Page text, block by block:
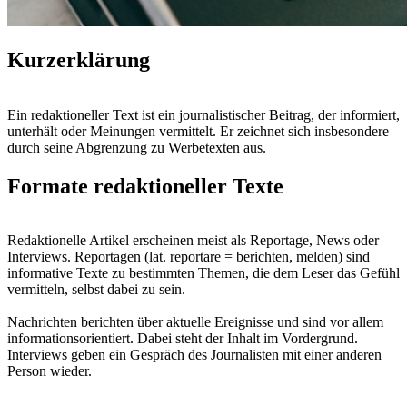
Kurzerklärung
Ein redaktioneller Text ist ein journalistischer Beitrag, der informiert,
unterhält oder Meinungen vermittelt. Er zeichnet sich insbesondere
durch seine Abgrenzung zu Werbetexten aus.
Formate redaktioneller Texte
Redaktionelle Artikel erscheinen meist als Reportage, News oder
Interviews. Reportagen (lat. reportare = berichten, melden) sind
informative Texte zu bestimmten Themen, die dem Leser das Gefühl
vermitteln, selbst dabei zu sein.
Nachrichten berichten über aktuelle Ereignisse und sind vor allem
informationsorientiert. Dabei steht der Inhalt im Vordergrund.
Interviews geben ein Gespräch des Journalisten mit einer anderen
Person wieder.